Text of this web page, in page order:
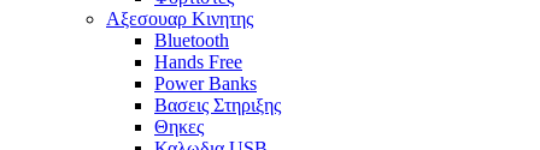
Αξεσουαρ Κινητης
Bluetooth
Hands Free
Power Banks
Βασεις Στηριξης
Θηκες